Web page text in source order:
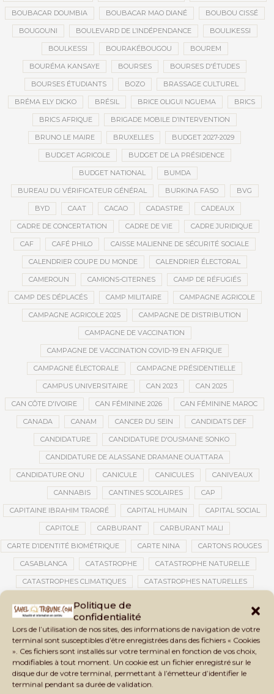
Politique de
confidentialité
Lors de l’utilisation de nos sites, des informations de navigation de votre
terminal sont susceptibles d’être enregistrées dans des fichiers « Cookies
». Ces fichiers sont installés sur votre terminal en fonction de vos choix,
modifiables à tout moment. Un cookie est un fichier enregistré sur le
disque dur de votre terminal, permettant à l’émetteur d’identifier le
terminal pendant sa durée de validation.
BOUBACAR DOUMBIA BOUBACAR MAO DIANÉ BOUBOU CISSÉ
BOUGOUNI BOULEVARD DE L’INDÉPENDANCE BOULIKESSI
BOULKESSI BOURAKÉBOUGOU BOUREM
BOURÉMA KANSAYE BOURSES BOURSES D'ÉTUDES
BOURSES ÉTUDIANTS BOZO BRASSAGE CULTUREL
BRÉMA ELY DICKO BRÉSIL BRICE OLIGUI NGUEMA BRICS
BRICS AFRIQUE BRIGADE MOBILE D’INTERVENTION
BRUNO LE MAIRE BRUXELLES BUDGET 2027-2029
BUDGET AGRICOLE BUDGET DE LA PRÉSIDENCE
BUDGET NATIONAL BUMDA
BUREAU DU VÉRIFICATEUR GÉNÉRAL BURKINA FASO BVG
BYD CAAT CACAO CADASTRE CADEAUX
CADRE DE CONCERTATION CADRE DE VIE CADRE JURIDIQUE
CAF CAFÉ PHILO CAISSE MALIENNE DE SÉCURITÉ SOCIALE
CALENDRIER COUPE DU MONDE CALENDRIER ÉLECTORAL
CAMEROUN CAMIONS-CITERNES CAMP DE RÉFUGIÉS
CAMP DES DÉPLACÉS CAMP MILITAIRE CAMPAGNE AGRICOLE
CAMPAGNE AGRICOLE 2025 CAMPAGNE DE DISTRIBUTION
CAMPAGNE DE VACCINATION
CAMPAGNE DE VACCINATION COVID-19 EN AFRIQUE
CAMPAGNE ÉLECTORALE CAMPAGNE PRÉSIDENTIELLE
CAMPUS UNIVERSITAIRE CAN 2023 CAN 2025
CAN CÔTE D'IVOIRE CAN FÉMININE 2026 CAN FÉMININE MAROC
CANADA CANAM CANCER DU SEIN CANDIDATS DEF
CANDIDATURE CANDIDATURE D'OUSMANE SONKO
CANDIDATURE DE ALASSANE DRAMANE OUATTARA
CANDIDATURE ONU CANICULE CANICULES CANIVEAUX
CANNABIS CANTINES SCOLAIRES CAP
CAPITAINE IBRAHIM TRAORÉ CAPITAL HUMAIN CAPITAL SOCIAL
CAPITOLE CARBURANT CARBURANT MALI
CARTE D’IDENTITÉ BIOMÉTRIQUE CARTE NINA CARTONS ROUGES
CASABLANCA CATASTROPHE CATASTROPHE NATURELLE
CATASTROPHES CLIMATIQUES CATASTROPHES NATURELLES
CÉDÉAO CEDEAO CEI CÉLÉBRATION NATIONALE CEMAC
CEMAPI CEN-SNESUP CENOU CENSURE
CENTRAFRIQUE CENTRALE SOLAIRE
CENTRALE SOLAIRE DE SANANKOROBA CENTRALES SOLAIRES
CENTRE D'INTELLIGENCE ARTIFICIELLE